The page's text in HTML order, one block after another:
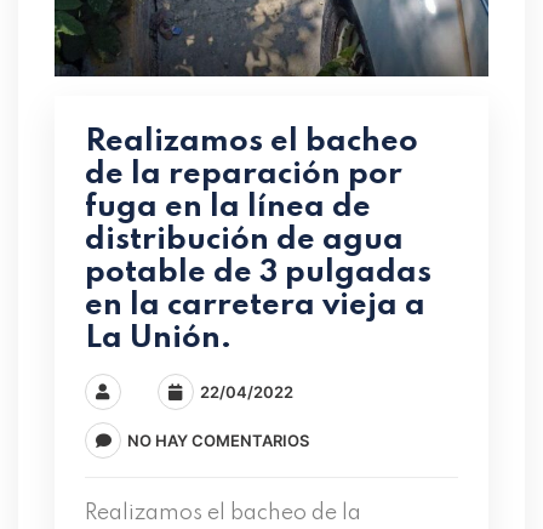
Realizamos el bacheo
de la reparación por
fuga en la línea de
distribución de agua
potable de 3 pulgadas
en la carretera vieja a
La Unión.
22/04/2022
NO HAY COMENTARIOS
Realizamos el bacheo de la